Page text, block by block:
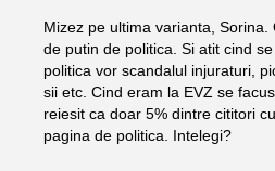
Mizez pe ultima varianta,
de putin de politica. Si atit cind
politica vor scandalul injuraturi,
sii etc. Cind eram la EVZ se
reiesit ca doar 5% dintre cititori
pagina de politica. Intelegi?